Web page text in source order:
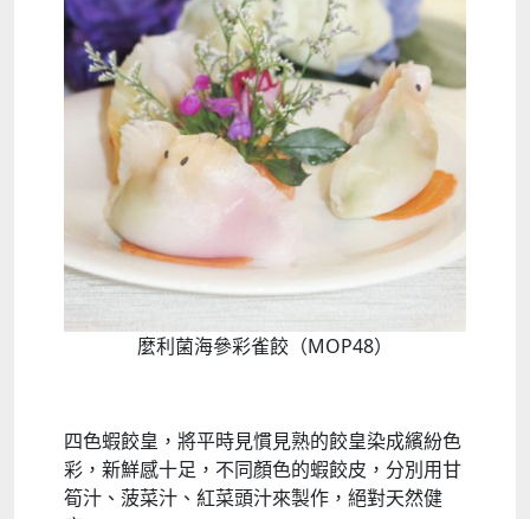
麼利菌海參彩雀餃（MOP48）
四色蝦餃皇，將平時見慣見熟的餃皇染成繽紛色
彩，新鮮感十足，不同顏色的蝦餃皮，分別用甘
筍汁、菠菜汁、紅菜頭汁來製作，絕對天然健